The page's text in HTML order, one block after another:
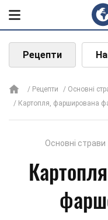
Рецепти
Рецепти Основні
Картопля, фарширована
Основні страви